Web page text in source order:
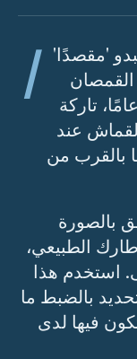
ا
'مقصدًا'
تاركة
عند
بالقرب من
بالصورة
الطبيعي،
استخدم هذا
بالضبط ما
فيها لدى